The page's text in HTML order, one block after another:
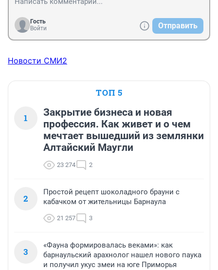
Гость
Войти
Отправить
Новости СМИ2
ТОП 5
1
Закрытие бизнеса и новая
профессия. Как живет и о чем
мечтает вышедший из землянки
Алтайский Маугли
23 274 2
2
Простой рецепт шоколадного брауни с
кабачком от жительницы Барнаула
21 257 3
3
«Фауна формировалась веками»: как
барнаульский арахнолог нашел нового паука
и получил укус змеи на юге Приморья